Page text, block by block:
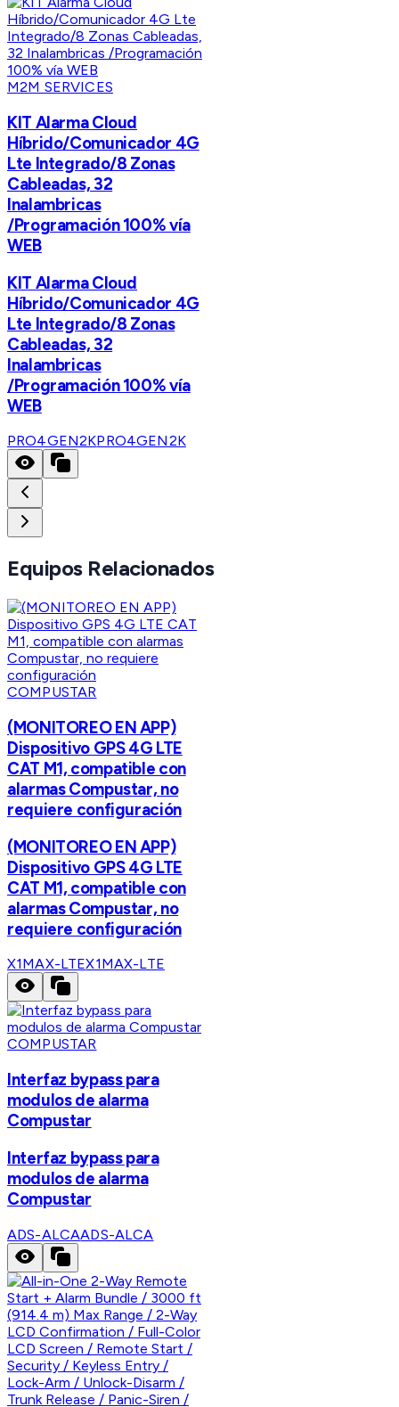
M2M SERVICES
KIT Alarma Cloud
Híbrido/Comunicador 4G
Lte Integrado/8 Zonas
Cableadas, 32
Inalambricas
/Programación 100% vía
WEB
KIT Alarma Cloud
Híbrido/Comunicador 4G
Lte Integrado/8 Zonas
Cableadas, 32
Inalambricas
/Programación 100% vía
WEB
PRO4GEN2KPRO4GEN2K
Equipos Relacionados
COMPUSTAR
(MONITOREO EN APP)
Dispositivo GPS 4G LTE
CAT M1, compatible con
alarmas Compustar, no
requiere configuración
(MONITOREO EN APP)
Dispositivo GPS 4G LTE
CAT M1, compatible con
alarmas Compustar, no
requiere configuración
X1MAX-LTEX1MAX-LTE
COMPUSTAR
Interfaz bypass para
modulos de alarma
Compustar
Interfaz bypass para
modulos de alarma
Compustar
ADS-ALCAADS-ALCA